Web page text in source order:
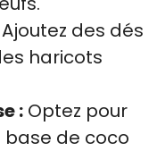
Ajoutez des dés
haricots
: Optez pour
de coco